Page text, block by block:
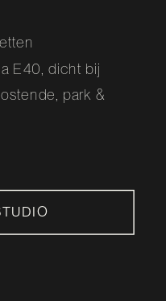
E40, dicht bij
park &